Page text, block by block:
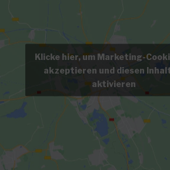
Klicke hier, um Marketing-
akzeptieren und diesen
aktivieren